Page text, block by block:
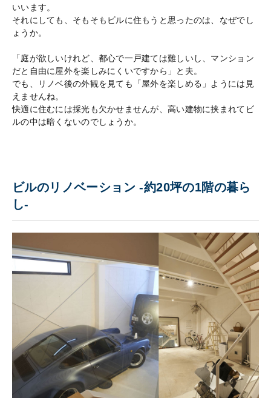
いいます。
それにしても、そもそもビルに住もうと思ったのは、なぜでし
ょうか。
「庭が欲しいけれど、都心で一戸建ては難しいし、マンション
だと自由に屋外を楽しみにくいですから」と夫。
でも、リノベ後の外観を見ても「屋外を楽しめる」ようには見
えませんね。
快適に住むには採光も欠かせませんが、高い建物に挟まれてビ
ルの中は暗くないのでしょうか。
ビルのリノベーション -約20坪の1階の暮ら
し-